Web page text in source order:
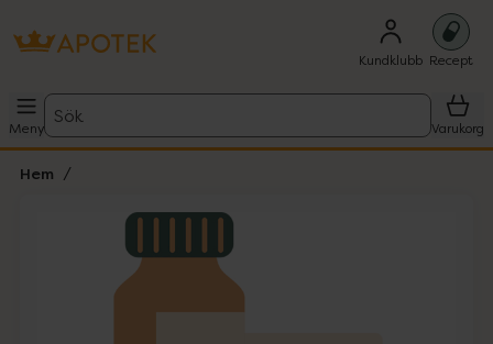
Kundklubb Recept
Meny
Sök
Varukorg
Hem
Lista: . Innehåller 1 objekt.